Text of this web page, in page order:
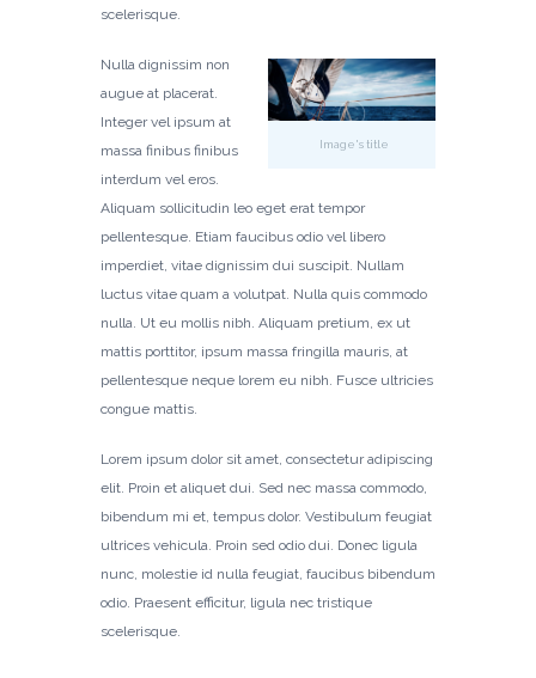
scelerisque.
Image's title
Nulla dignissim non
augue at placerat.
Integer vel ipsum at
massa finibus finibus
interdum vel eros.
Aliquam sollicitudin leo eget erat tempor
pellentesque. Etiam faucibus odio vel libero
imperdiet, vitae dignissim dui suscipit. Nullam
luctus vitae quam a volutpat. Nulla quis commodo
nulla. Ut eu mollis nibh. Aliquam pretium, ex ut
mattis porttitor, ipsum massa fringilla mauris, at
pellentesque neque lorem eu nibh. Fusce ultricies
congue mattis.
Lorem ipsum dolor sit amet, consectetur adipiscing
elit. Proin et aliquet dui. Sed nec massa commodo,
bibendum mi et, tempus dolor. Vestibulum feugiat
ultrices vehicula. Proin sed odio dui. Donec ligula
nunc, molestie id nulla feugiat, faucibus bibendum
odio. Praesent efficitur, ligula nec tristique
scelerisque.